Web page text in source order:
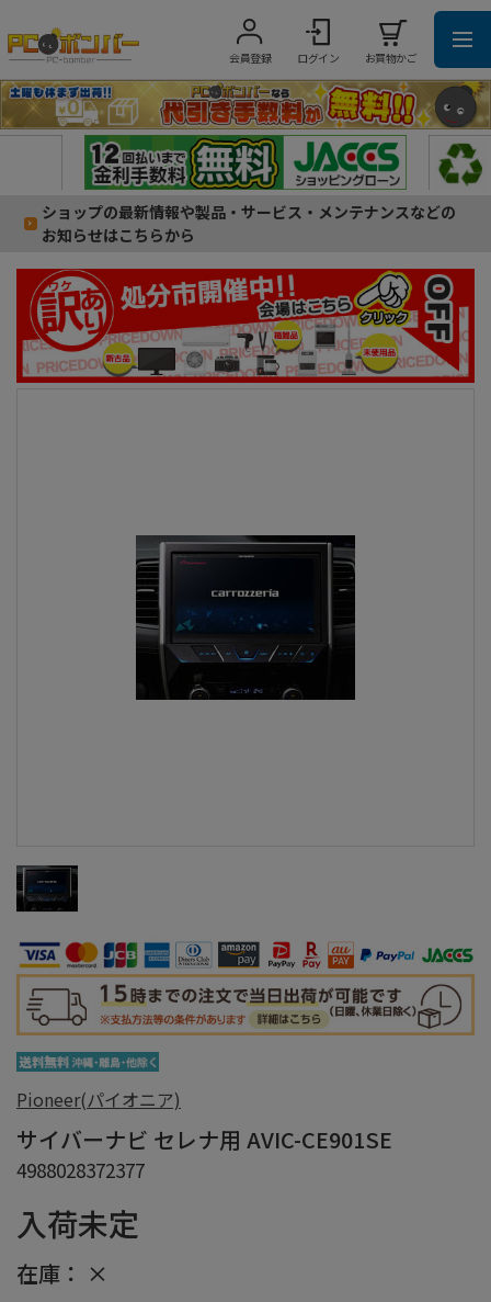
会員登録 ログイン お買物かご
ショップの最新情報や製品・サービス・メンテナンスなどの
お知らせはこちらから
Pioneer(パイオニア)
サイバーナビ セレナ用 AVIC-CE901SE
4988028372377
入荷未定
在庫： ×